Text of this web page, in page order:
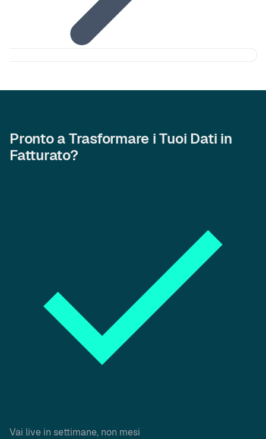
Pronto a Trasformare i Tuoi Dati in
Fatturato?
Vai live in settimane, non mesi